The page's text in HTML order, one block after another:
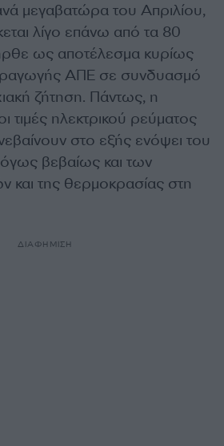
μεγαβατώρα του Απριλίου,
λίγο επάνω από τα 80
ως αποτέλεσμα κυρίως
ΑΠΕ σε συνδυασμό
ζήτηση. Πάντως, η
τιμές ηλεκτρικού ρεύματος
στο εξής ενόψει του
βεβαίως και των
και της θερμοκρασίας στη
ΔΙΑΦΗΜΙΣΗ